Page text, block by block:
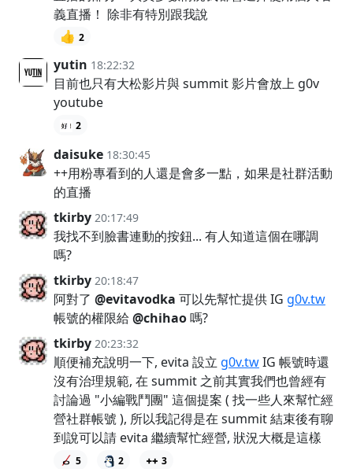
義直播！ 除非有特別跟我說
👍 2
yutin 18:22:32
目前也只有大松影片與 summit 影片會放上 g0v
youtube
2
daisuke 18:30:45
++用粉專看到的人還是會多一點，如果是社群活動
的直播
tkirby 20:17:49
我找不到臉書連動的按鈕... 有人知道這個在哪調
嗎?
tkirby 20:18:47
阿對了 @evitavodka 可以先幫忙提供 IG g0v.tw
帳號的權限給@chihao嗎?
tkirby 20:23:32
順便補充說明一下, evita 設立 g0v.twIG 帳號時還
沒有治理規範, 在 summit 之前其實我們也曾經有
討論過 "小編戰鬥團" 這個提案 ( 找一些人來幫忙經
營社群帳號 ), 所以我記得是在 summit 結束後有聊
到說可以請 evita 繼續幫忙經營, 狀況大概是這樣
5 2 3